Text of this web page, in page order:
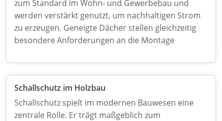
zum Standard im Wohn- und Gewerbebau und
werden verstärkt genutzt, um nachhaltigen Strom
zu erzeugen. Geneigte Dächer stellen gleichzeitig
besondere Anforderungen an die Montage
Schallschutz im Holzbau
Schallschutz spielt im modernen Bauwesen eine
zentrale Rolle. Er trägt maßgeblich zum